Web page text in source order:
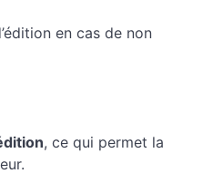
en cas de non
, ce qui permet la